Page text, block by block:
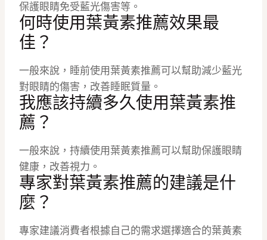
保護眼睛免受藍光傷害等。
何時使用葉黃素推薦效果最
佳？
一般來說，睡前使用葉黃素推薦可以幫助減少藍光
對眼睛的傷害，改善睡眠質量。
我應該持續多久使用葉黃素推
薦？
一般來說，持續使用葉黃素推薦可以幫助保護眼睛
健康，改善視力。
專家對葉黃素推薦的建議是什
麼？
專家建議消費者根據自己的需求選擇適合的葉黃素